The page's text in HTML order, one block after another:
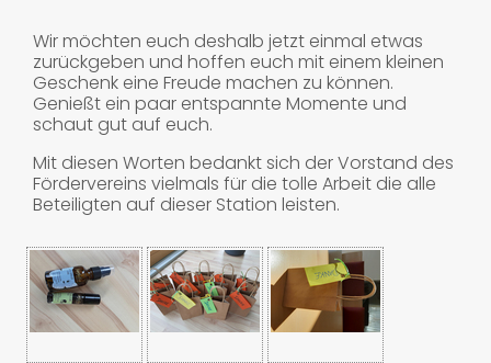
Wir möchten euch deshalb jetzt einmal etwas
zurückgeben und hoffen euch mit einem kleinen
Geschenk eine Freude machen zu können.
Genießt ein paar entspannte Momente und
schaut gut auf euch.
Mit diesen Worten bedankt sich der Vorstand des
Fördervereins vielmals für die tolle Arbeit die alle
Beteiligten auf dieser Station leisten.